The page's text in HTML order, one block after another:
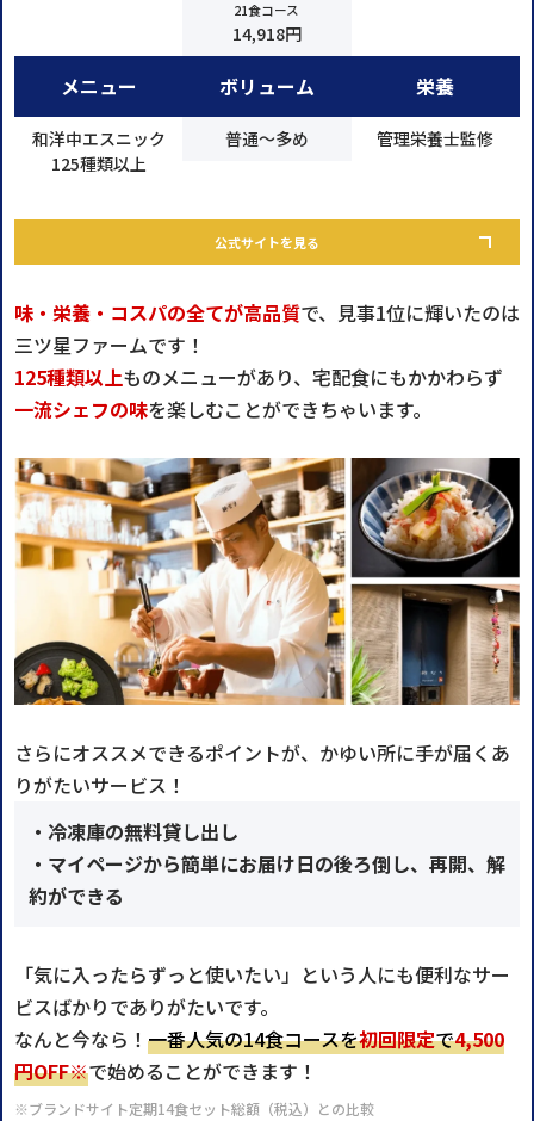
21食コース
14,918円
メニュー
和洋中エスニック
125種類以上
ボリューム
普通～多め
栄養
管理栄養士監修
公式サイトを見る
味・栄養・コスパの全てが高品質で、見事1位に輝いたのは
三ツ星ファームです！
125種類以上ものメニューがあり、宅配食にもかかわらず
一流シェフの味を楽しむことができちゃいます。
さらにオススメできるポイントが、かゆい所に手が届くあ
りがたいサービス！
・冷凍庫の無料貸し出し
・マイページから簡単にお届け日の後ろ倒し、再開、解
約ができる
「気に入ったらずっと使いたい」という人にも便利なサー
ビスばかりでありがたいです。
なんと今なら！ 一番人気の14食コースを初回限定で4,500
円OFF※で始めることができます！
※ブランドサイト定期14食セット総額（税込）との比較